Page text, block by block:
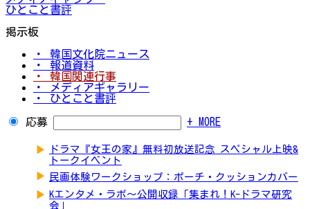
ひとこと書評
掲示板
・ 韓国文化院ニュース
・ 報道資料
・ 韓国関連行事
・ メディアギャラリー
・ ひとこと書評
応募 + MORE
▶
ドラマ『女王の家』無料初放送記念 スペシャル上映&
トークイベント
▶ 民画体験ワークショップ：ポーチ・クッションカバー
▶ Kエンタメ・ラボ～公開収録「集まれ！K-ドラマ研究
会」